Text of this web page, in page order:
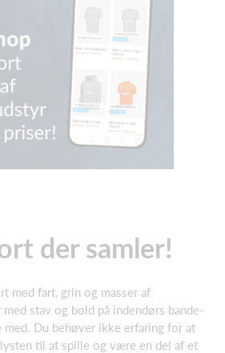
der samler!
med fart, grin og masser af
stav og bold på indendørs bande-
Du behøver ikke erfaring for at
til at spille og være en del af et